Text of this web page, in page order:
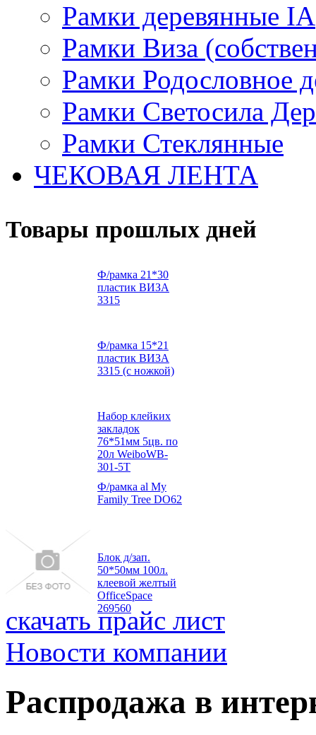
Рамки деревянные IA
Рамки Виза
Рамки Родословное
Рамки Светосила
Рамки Стеклянные
ЧЕКОВАЯ ЛЕНТА
Товары прошлых дней
Ф/рамка 21*30
пластик ВИЗА
3315
Ф/рамка 15*21
пластик ВИЗА
3315 (с ножкой)
Набор клейких
закладок
76*51мм 5цв. по
20л WeiboWB-
301-5Т
Ф/рамка al My
Family Tree DO62
Блок д/зап.
50*50мм 100л.
клеевой желтый
OfficeSpace
269560
скачать прайс лист
Новости компании
Распродажа в